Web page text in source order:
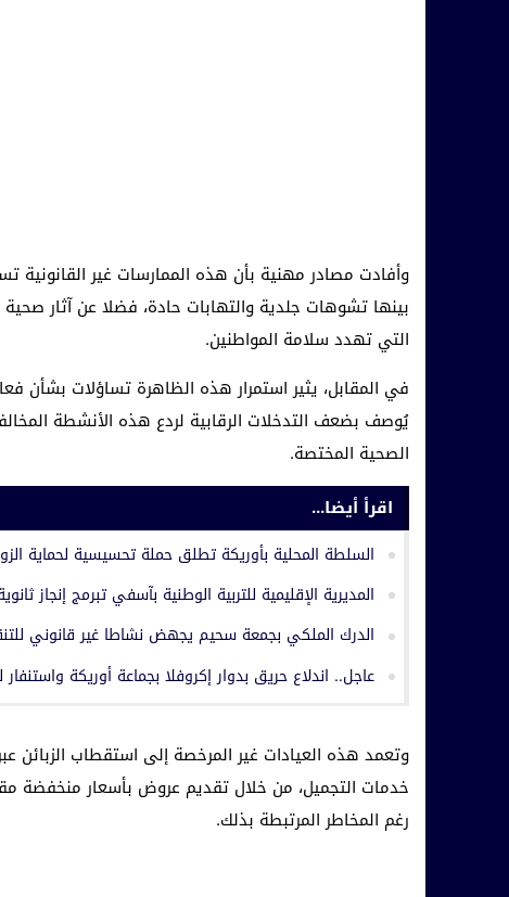
وأفادت مصادر مهنية بأن هذه الممارسات غير
بينها تشوهات جلدية والتهابات حادة، فضلا عن آثار
التي تهدد سلامة المواطنين.
في المقابل، يثير استمرار هذه الظاهرة تساؤلات بشأن
يُوصف بضعف التدخلات الرقابية لردع هذه الأنشطة
الصحية المختصة.
اقرأ أيضا...
السلطة المحلية بأوريكة تطلق حملة تحسيسية لحماية
المديرية الإقليمية للتربية الوطنية بآسفي تبرمج إنجاز
الدرك الملكي بجمعة سحيم يجهض نشاطا غير قانوني
عاجل.. اندلاع حريق بدوار إكروفلا بجماعة أوريكة
وتعمد هذه العيادات غير المرخصة إلى استقطاب الزبائن
خدمات التجميل، من خلال تقديم عروض بأسعار منخفضة
رغم المخاطر المرتبطة بذلك.